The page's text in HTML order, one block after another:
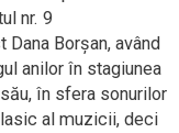
nr. 9
Borșan, având
anilor în stagiunea
în sfera sonurilor
al muzicii, deci